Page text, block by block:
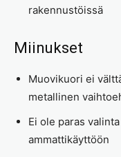
rakennustöissä
Miinukset
Muovikuori ei
metallinen
Ei ole paras
ammattikäyttöön